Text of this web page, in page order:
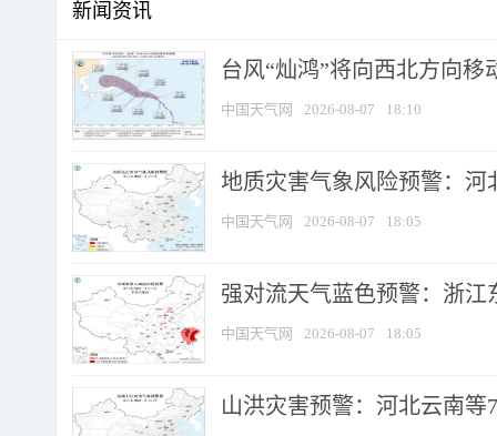
新闻资讯
台风“灿鸿”将向西北方向移
中国天气网 2026-08-07 18:10
地质灾害气象风险预警：河
中国天气网 2026-08-07 18:05
强对流天气蓝色预警：浙江
中国天气网 2026-08-07 18:05
山洪灾害预警：河北云南